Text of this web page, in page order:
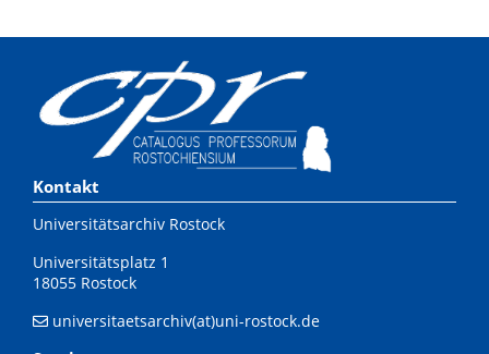
Kontakt
Universitätsarchiv Rostock
Universitätsplatz 1
18055 Rostock
universitaetsarchiv(at)uni-rostock.de